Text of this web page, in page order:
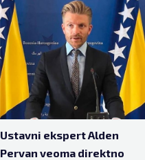
Ustavni ekspert Alden
Pervan veoma direktno